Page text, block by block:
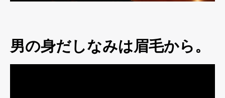
男の身だしなみは眉毛から。